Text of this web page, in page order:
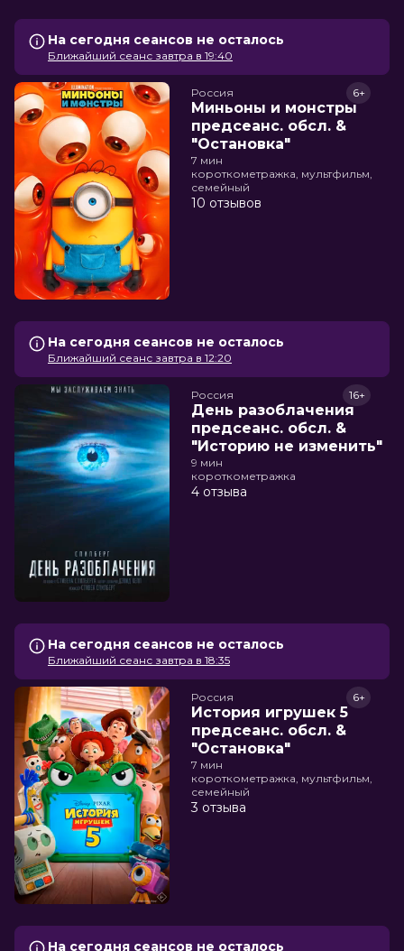
На сегодня сеансов не осталось
Ближайший сеанс завтра в 19:40
Россия
Миньоны и монстры
предсеанс. обсл. &
"Остановка"
6+
7 мин
короткометражка, мультфильм,
семейный
10 отзывов
На сегодня сеансов не осталось
Ближайший сеанс завтра в 12:20
Россия
День разоблачения
предсеанс. обсл. &
"Историю не изменить"
16+
9 мин
короткометражка
4 отзыва
На сегодня сеансов не осталось
Ближайший сеанс завтра в 18:35
Россия
История игрушек 5
предсеанс. обсл. &
"Остановка"
6+
7 мин
короткометражка, мультфильм,
семейный
3 отзыва
На сегодня сеансов не осталось